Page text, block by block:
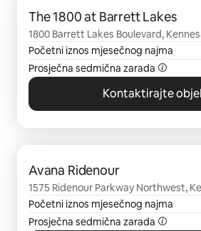
The 1800 at Barrett Lakes
1800 Barrett Lakes Boulevard,
Početni iznos mjesečnog najma
Prosječna sedmična zarada
Kontaktirajte
Avana Ridenour
1575 Ridenour Parkway Northwest,
Početni iznos mjesečnog najma
Prosječna sedmična zarada